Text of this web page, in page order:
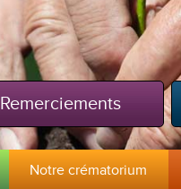
Remerciements
Notre crématorium